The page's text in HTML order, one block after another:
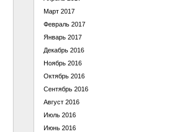
Март 2017
Февраль 2017
Январь 2017
Декабрь 2016
Ноябрь 2016
Октябрь 2016
Сентябрь 2016
Август 2016
Июль 2016
Июнь 2016